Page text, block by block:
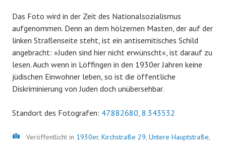
Das Foto wird in der Zeit des Nationalsozialismus
aufgenommen. Denn an dem hölzernen Masten, der auf der
linken Straßenseite steht, ist ein antisemitisches Schild
angebracht: »Juden sind hier nicht erwünscht«, ist darauf zu
lesen. Auch wenn in Löffingen in den 1930er Jahren keine
jüdischen Einwohner leben, so ist die öffentliche
Diskriminierung von Juden doch unübersehbar.
Standort des Fotografen: 47.882680, 8.343532
Bild
Veröffentlicht in 1930er, Kirchstraße 29, Untere Hauptstraße,